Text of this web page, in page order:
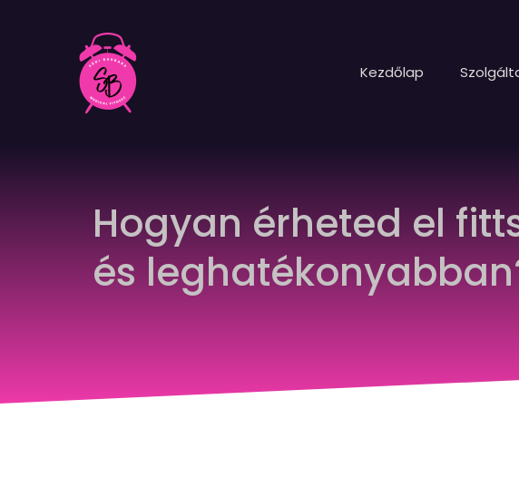
Kezdőlap
Hogyan érheted el
és